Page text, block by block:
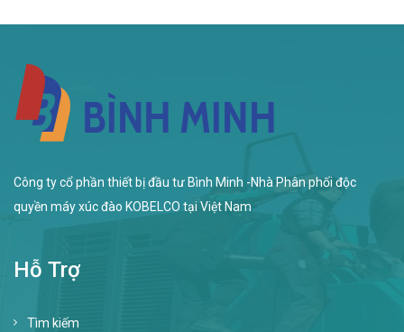
Công ty cổ phần thiết bị đầu tư Bình Minh -Nhà Phân phối độc
quyền máy xúc đào KOBELCO tại Việt Nam
Hỗ Trợ
Tìm kiếm